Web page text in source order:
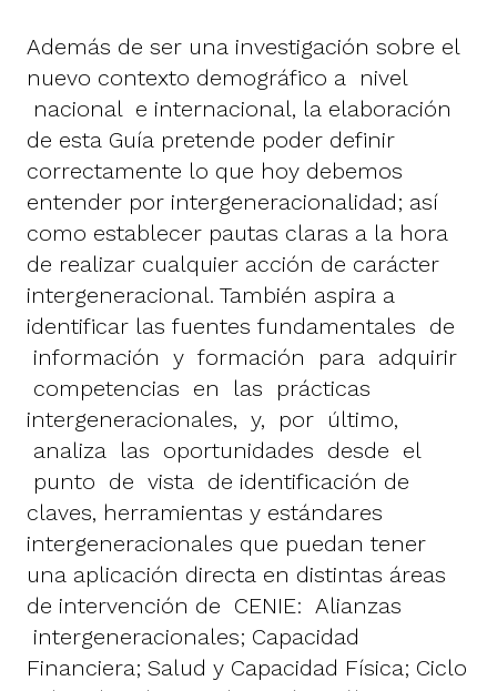
Además de ser una investigación sobre el
nuevo contexto demográfico a nivel
nacional e internacional, la elaboración
de esta Guía pretende poder definir
correctamente lo que hoy debemos
entender por intergeneracionalidad; así
como establecer pautas claras a la hora
de realizar cualquier acción de carácter
intergeneracional. También aspira a
identificar las fuentes fundamentales de
información y formación para adquirir
competencias en las prácticas
intergeneracionales, y, por último,
analiza las oportunidades desde el
punto de vista de identificación de
claves, herramientas y estándares
intergeneracionales que puedan tener
una aplicación directa en distintas áreas
de intervención de CENIE: Alianzas
intergeneracionales; Capacidad
Financiera; Salud y Capacidad Física; Ciclo